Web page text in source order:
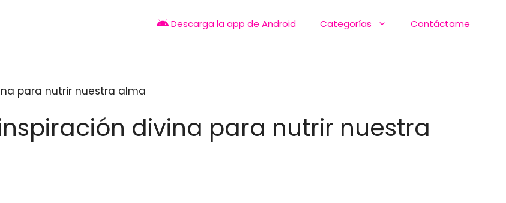
Descarga la app de Android Categorías Contáctame
para nutrir nuestra alma
divina para nutrir nuestra